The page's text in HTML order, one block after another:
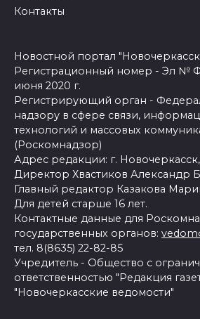
Контакты
Новостной портал
Регистрационный номер - Эл №
июня 2020 г.
Регистрирующий орган -
надзору в сфере связи,
технологий и массовых
(Роскомнадзор)
Адрес редакции: г.
Директор Хвастиков Александр
Главный редактор Казакова
Для детей старше 16 лет.
Контактные данные для
государственных органов:
тел. 8(8635) 22-82-85
Учредитель - Общество с
ответственностью "Редакция
"Новочеркасские ведомости"